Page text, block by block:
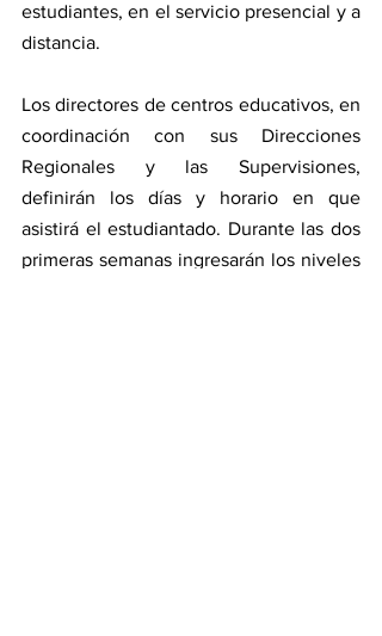
estudiantes, en el servicio presencial y a
distancia.
Los directores de centros educativos, en
coordinación con sus Direcciones
Regionales y las Supervisiones,
definirán los días y horario en que
asistirá el estudiantado. Durante las dos
primeras semanas ingresarán los niveles